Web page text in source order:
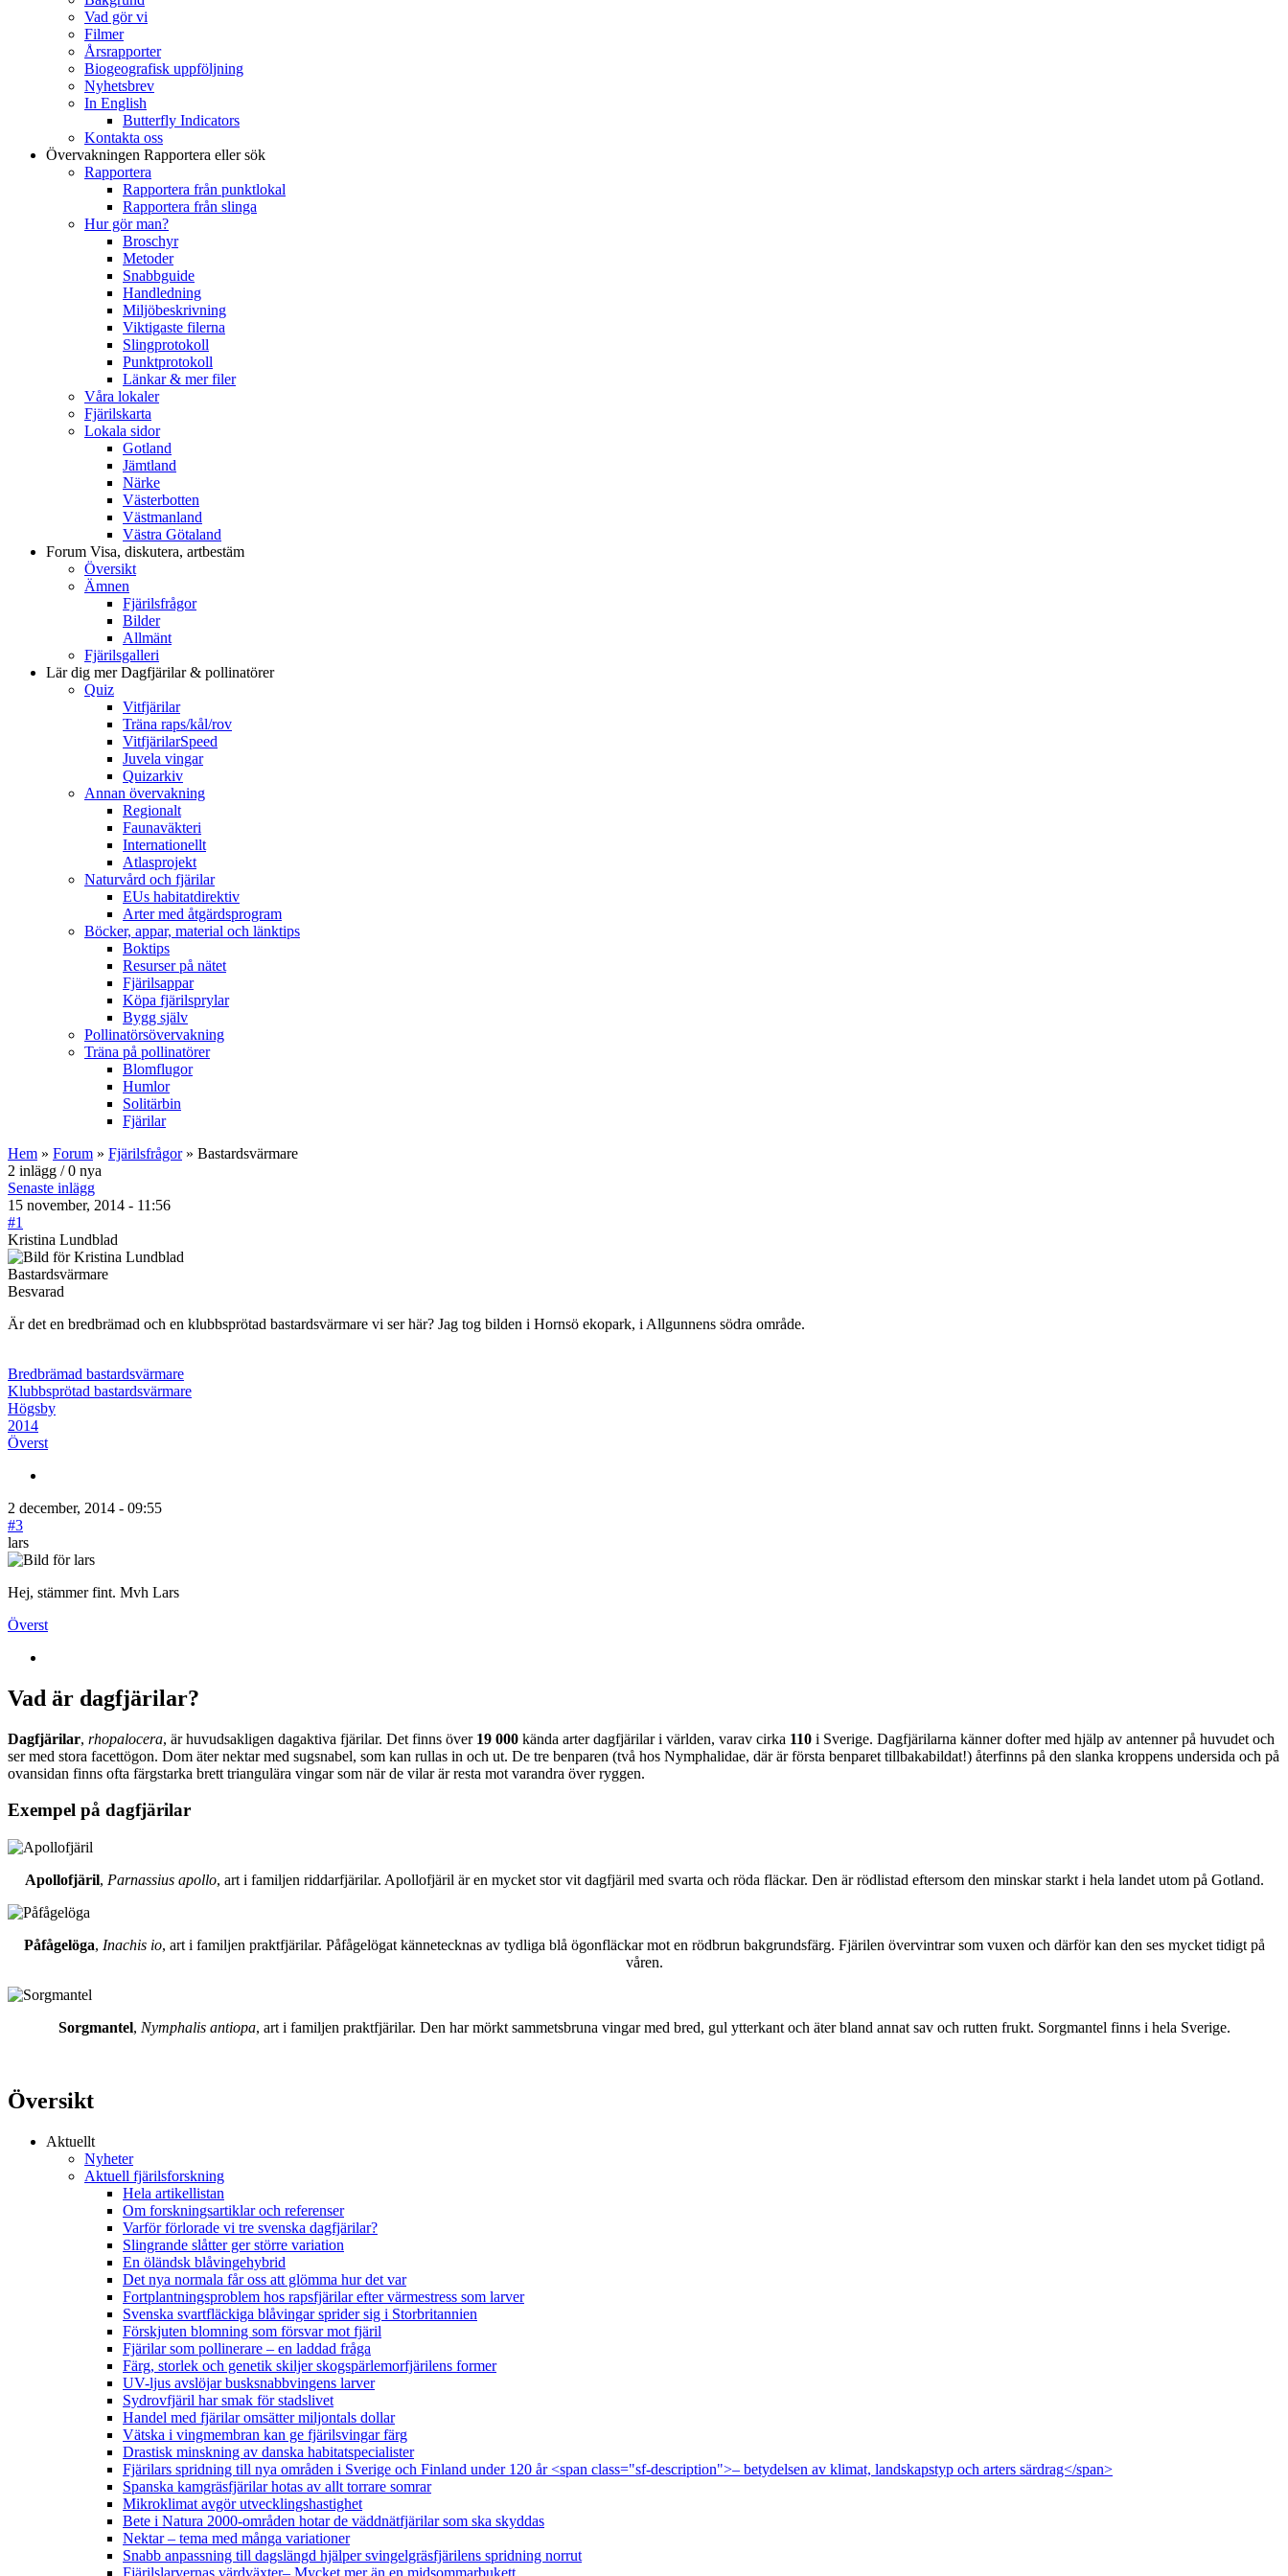
Vad gör vi
Filmer
Årsrapporter
Biogeografisk uppföljning
Nyhetsbrev
In English
Butterfly Indicators
Kontakta oss
Övervakningen Rapportera eller sök
Rapportera
Rapportera från punktlokal
Rapportera från slinga
Hur gör man?
Broschyr
Metoder
Snabbguide
Handledning
Miljöbeskrivning
Viktigaste filerna
Slingprotokoll
Punktprotokoll
Länkar & mer filer
Våra lokaler
Fjärilskarta
Lokala sidor
Gotland
Jämtland
Närke
Västerbotten
Västmanland
Västra Götaland
Forum Visa, diskutera, artbestäm
Översikt
Ämnen
Fjärilsfrågor
Bilder
Allmänt
Fjärilsgalleri
Lär dig merDagfjärilar & pollinatörer
Quiz
Vitfjärilar
Träna raps/kål/rov
VitfjärilarSpeed
Juvela vingar
Quizarkiv
Annan övervakning
Regionalt
Faunaväkteri
Internationellt
Atlasprojekt
Naturvård och fjärilar
EUs habitatdirektiv
Arter med åtgärdsprogram
Böcker, appar, material och länktips
Boktips
Resurser på nätet
Fjärilsappar
Köpa fjärilsprylar
Bygg själv
Pollinatörsövervakning
Träna på pollinatörer
Blomflugor
Humlor
Solitärbin
Fjärilar
Hem » Forum » Fjärilsfrågor» Bastardsvärmare
2 inlägg / 0 nya
Senaste inlägg
15 november, 2014 - 11:56
#1
Kristina Lundblad
Bastardsvärmare
Besvarad
Är det en bredbrämad och en klubbsprötad bastardsvärmare vi ser här? Jag tog bilden i Hornsö ekopark, i Allgunnens södra område.
Bredbrämad bastardsvärmare
Klubbsprötad bastardsvärmare
Högsby
2014
Överst
2 december, 2014 - 09:55
#3
lars
Hej, stämmer fint. Mvh Lars
Överst
Vad är dagfjärilar?
Dagfjärilar, rhopalocera, är huvudsakligen dagaktiva fjärilar. Det finns över 19 000 kända arter dagfjärilar i världen, varav cirka 110 i Sverige. Dagfjärilarna känner dofter med hjälp av antenner på huvudet och
ser med stora facettögon. Dom äter nektar med sugsnabel, som kan rullas in och ut. De tre benparen (två hos Nymphalidae, där är första benparet tillbakabildat!) återfinns på den slanka kroppens undersida och på
ovansidan finns ofta färgstarka brett triangulära vingar som när de vilar är resta mot varandra över ryggen.
Exempel på dagfjärilar
Apollofjäril, Parnassius apollo, art i familjen riddarfjärilar. Apollofjäril är en mycket stor vit dagfjäril med svarta och röda fläckar. Den är rödlistad eftersom den minskar starkt i hela landet utom på Gotland.
Påfågelöga, Inachis io, art i familjen praktfjärilar. Påfågelögat kännetecknas av tydliga blå ögonfläckar mot en rödbrun bakgrundsfärg. Fjärilen övervintrar som vuxen och därför kan den ses mycket tidigt på
våren.
Sorgmantel, Nymphalis antiopa, art i familjen praktfjärilar. Den har mörkt sammetsbruna vingar med bred, gul ytterkant och äter bland annat sav och rutten frukt. Sorgmantel finns i hela Sverige.
Översikt
Aktuellt
Nyheter
Aktuell fjärilsforskning
Hela artikellistan
Om forskningsartiklar och referenser
Varför förlorade vi tre svenska dagfjärilar?
Slingrande slåtter ger större variation
En öländsk blåvingehybrid
Det nya normala får oss att glömma hur det var
Fortplantningsproblem hos rapsfjärilar efter värmestress som larver
Svenska svartfläckiga blåvingar sprider sig i Storbritannien
Förskjuten blomning som försvar mot fjäril
Fjärilar som pollinerare – en laddad fråga
Färg, storlek och genetik skiljer skogspärlemorfjärilens former
UV-ljus avslöjar busksnabbvingens larver
Sydrovfjäril har smak för stadslivet
Handel med fjärilar omsätter miljontals dollar
Vätska i vingmembran kan ge fjärilsvingar färg
Drastisk minskning av danska habitatspecialister
Fjärilars spridning till nya områden i Sverige och Finland under 120 år <span class="sf-description">– betydelsen av klimat, landskapstyp och arters särdrag</span>
Spanska kamgräsfjärilar hotas av allt torrare somrar
Mikroklimat avgör utvecklingshastighet
Bete i Natura 2000-områden hotar de väddnätfjärilar som ska skyddas
Nektar – tema med många variationer
Snabb anpassning till dagslängd hjälper svingelgräsfjärilens spridning norrut
Fjärilslarvernas värdväxter– Mycket mer än en midsommarbukett